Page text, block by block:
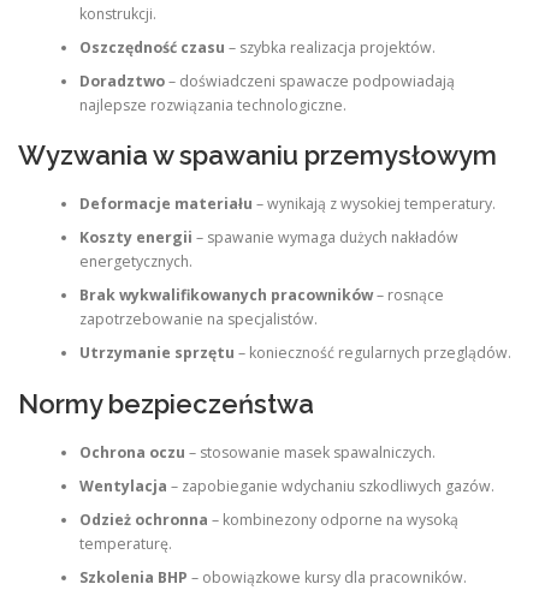
konstrukcji.
Oszczędność czasu – szybka realizacja projektów.
Doradztwo– doświadczeni spawacze podpowiadają
najlepsze rozwiązania technologiczne.
Wyzwania w spawaniu przemysłowym
Deformacje materiału – wynikają z wysokiej temperatury.
Koszty energii – spawanie wymaga dużych nakładów
energetycznych.
Brak wykwalifikowanych pracowników– rosnące
zapotrzebowanie na specjalistów.
Utrzymanie sprzętu – konieczność regularnych przeglądów.
Normy bezpieczeństwa
Ochrona oczu – stosowanie masek spawalniczych.
Wentylacja – zapobieganie wdychaniu szkodliwych gazów.
Odzież ochronna – kombinezony odporne na wysoką
temperaturę.
Szkolenia BHP – obowiązkowe kursy dla pracowników.